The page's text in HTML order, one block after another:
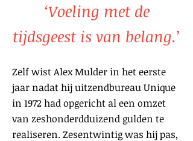
‘Voeling met de
tijdsgeest is van belang.’
Zelf wist Alex Mulder in het eerste
jaar nadat hij uitzendbureau Unique
in 1972 had opgericht al een omzet
van zeshonderdduizend gulden te
realiseren. Zesentwintig was hij pas,